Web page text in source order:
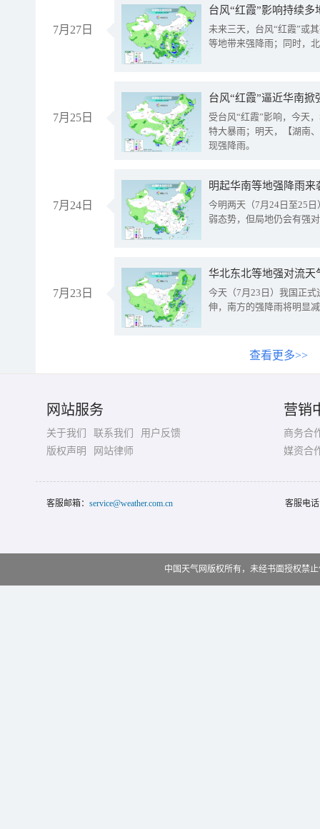
7月27日
台风“红霞”影响持续
未来三天，台风“红霞”或
等地带来强降雨；同时，
7月25日
台风“红霞”逼近华南
受台风“红霞”影响，今天
特大暴雨；明天，【湖南
现强降雨。
7月24日
明起华南等地强降雨
今明两天（7月24日至25
弱态势，但局地仍会有强
7月23日
华北东北等地强对流天
今天（7月23日）我国正
伸，南方的强降雨将明显
查看更多>>
网站服务
关于我们 联系我们
用户反馈
版权声明
网站律师
营销
商务合
媒资合
客服邮箱： service@weather.com.cn 客服电
中国天气网版权所有，未经书面授权